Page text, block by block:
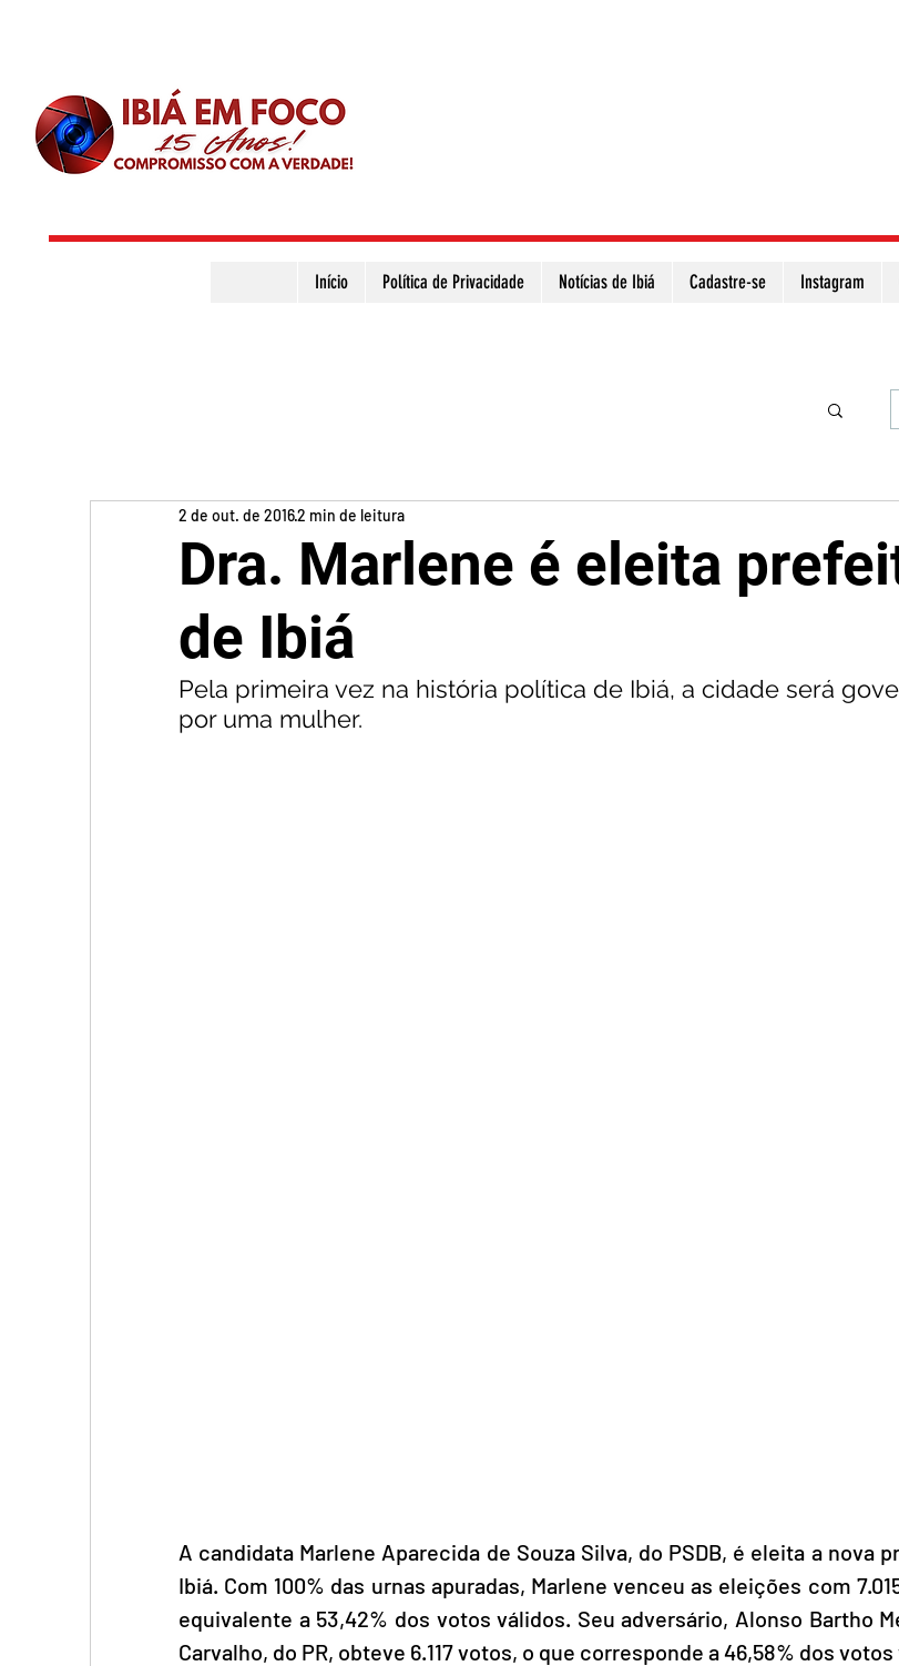
Início Política de Privacidade Notícias de Ibiá Cadastre-se Instagram
Dra. Marlene é eleita
de Ibiá
2 de out. de 20162 min de leitura
Pela primeira vez na história política de Ibiá, a cidade será
por uma mulher.
A candidata Marlene Aparecida de Souza Silva, do PSDB, é eleita a nova
Ibiá. Com 100% das urnas apuradas, Marlene venceu as eleições com
equivalente a 53,42% dos votos válidos. Seu adversário, Alonso Bartho
Carvalho, do PR, obteve 6.117 votos, o que corresponde a 46,58% dos